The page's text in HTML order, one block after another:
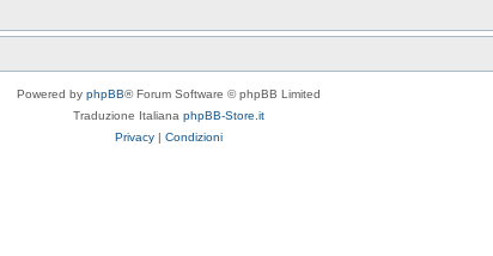
Powered by phpBB® Forum Software © phpBB Limited
Traduzione Italiana phpBB-Store.it
Privacy | Condizioni